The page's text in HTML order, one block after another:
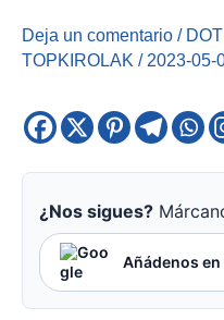
Deja un comentario /
TOPKIROLAK / 2023-05-
¿Nos sigues?
Añádenos